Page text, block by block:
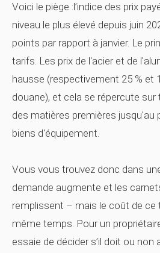
Voici le piège :l’indice des prix
niveau le plus élevé depuis juin
points par rapport à janvier. Le
tarifs. Les prix de l'acier et de
hausse (respectivement 25 % et
douane), et cela se répercute
des matières premières jusqu'au
biens d'équipement.
Vous vous trouvez donc dans
demande augmente et les
remplissent – mais le coût de ce
même temps. Pour un
essaie de décider s’il doit ou non